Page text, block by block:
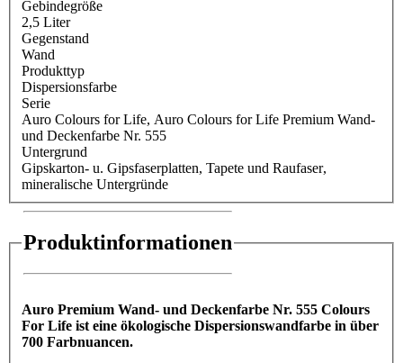
Gebindegröße
2,5 Liter
Gegenstand
Wand
Produkttyp
Dispersionsfarbe
Serie
Auro Colours for Life, Auro Colours for Life Premium Wand-
und Deckenfarbe Nr. 555
Untergrund
Gipskarton- u. Gipsfaserplatten, Tapete und Raufaser,
mineralische Untergründe
Produktinformationen
Auro Premium Wand- und Deckenfarbe Nr. 555 Colours
For Life ist eine ökologische Dispersionswandfarbe in über
700 Farbnuancen.